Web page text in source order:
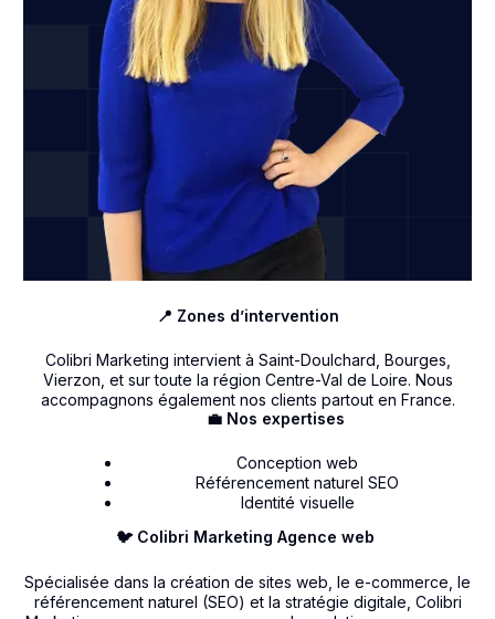
🐦 Colibri Marketing Agence web
Spécialisée dans la création de sites web, le e-commerce, le
référencement naturel (SEO) et la stratégie digitale, Colibri
💼 Nos expertises
Conception web
Référencement naturel SEO
Identité visuelle
📍 Zones d’intervention
Colibri Marketing intervient à Saint-Doulchard, Bourges,
Vierzon, et sur toute la région Centre-Val de Loire. Nous
accompagnons également nos clients partout en France.